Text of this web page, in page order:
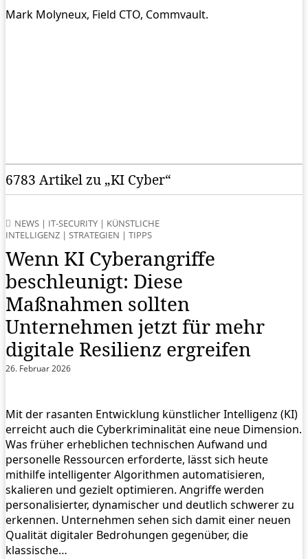
Mark Molyneux, Field CTO, Commvault.
6783 Artikel zu „KI Cyber“
NEWS | IT-SECURITY | KÜNSTLICHE
INTELLIGENZ | STRATEGIEN | TIPPS
Wenn KI Cyberangriffe
beschleunigt: Diese
Maßnahmen sollten
Unternehmen jetzt für mehr
digitale Resilienz ergreifen
26. Februar 2026
Mit der rasanten Entwicklung künstlicher Intelligenz (KI)
erreicht auch die Cyberkriminalität eine neue Dimension.
Was früher erheblichen technischen Aufwand und
personelle Ressourcen erforderte, lässt sich heute
mithilfe intelligenter Algorithmen automatisieren,
skalieren und gezielt optimieren. Angriffe werden
personalisierter, dynamischer und deutlich schwerer zu
erkennen. Unternehmen sehen sich damit einer neuen
Qualität digitaler Bedrohungen gegenüber, die
klassische…